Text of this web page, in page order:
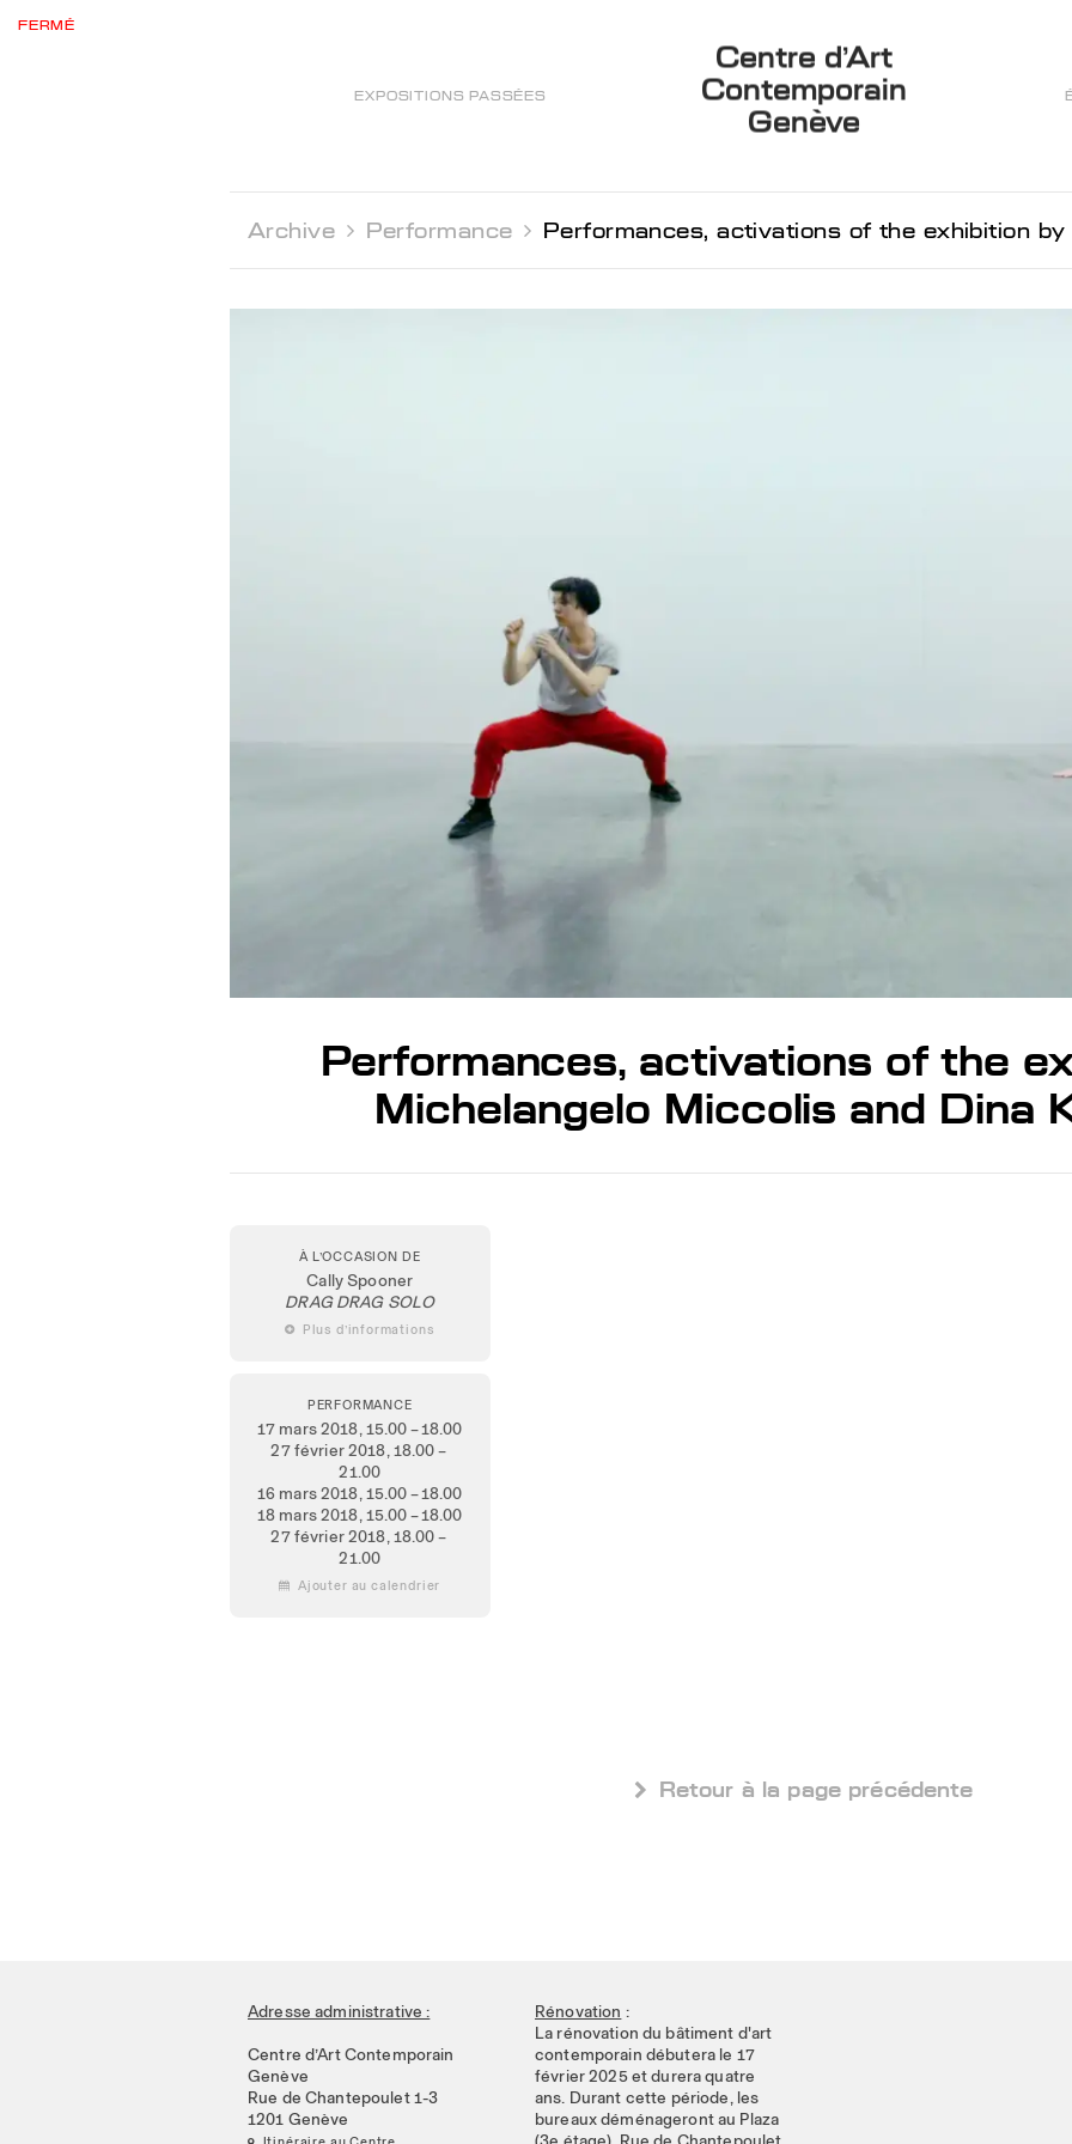
FERMÉ
EXPOSITIONS PASSÉES
Centre d’Art
Contemporain
Genève
Archive  Performance  Performances, activations of the exhibition by
Performances, activations of the
Michelangelo Miccolis and Dina
À L’OCCASION DE
Cally Spooner
DRAG DRAG SOLO
 Plus d’informations
PERFORMANCE
17 mars 2018, 15.00 – 18.00
27 février 2018, 18.00 –
21.00
16 mars 2018, 15.00 – 18.00
18 mars 2018, 15.00 – 18.00
27 février 2018, 18.00 –
21.00
 Ajouter au calendrier
 Retour à la page précédente
Adresse administrative :
Centre d’Art Contemporain
Genève
Rue de Chantepoulet 1-3
1201 Genève
Rénovation :
La rénovation du bâtiment d'art
contemporain débutera le 17
février 2025 et durera quatre
ans. Durant cette période, les
bureaux déménageront au Plaza